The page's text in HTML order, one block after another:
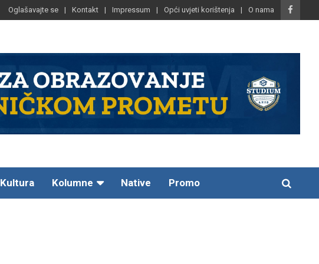
Oglašavajte se Kontakt Impressum Opći uvjeti korištenja O nama
Kultura Kolumne Native Promo